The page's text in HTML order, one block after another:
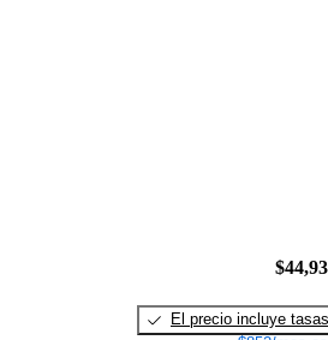
El precio incluye tasas